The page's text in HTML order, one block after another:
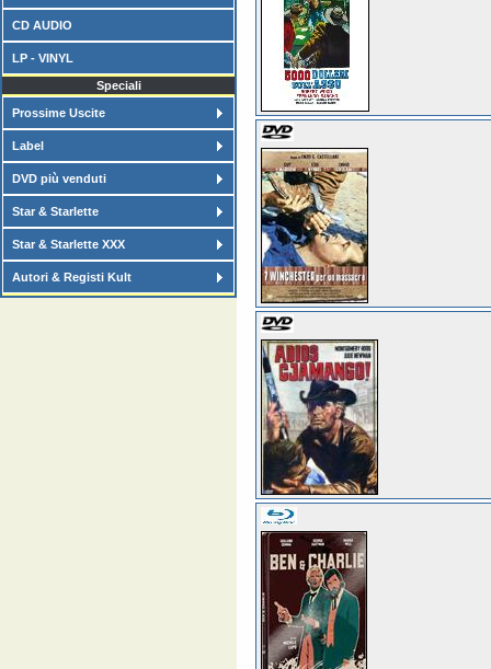
CD AUDIO
LP - VINYL
Speciali
Prossime Uscite
Label
DVD più venduti
Star & Starlette
Star & Starlette XXX
Autori & Registi Kult